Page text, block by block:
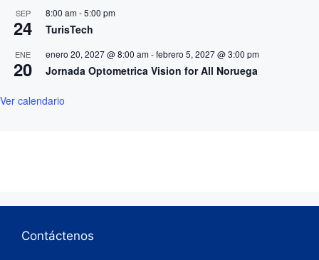
SEP
24
8:00 am-5:00 pm
TurisTech
ENE
20
enero 20, 2027 @ 8:00 am-febrero 5, 2027 @ 3:00 pm
Jornada Optometrica Vision for All Noruega
Ver calendario
Contáctenos